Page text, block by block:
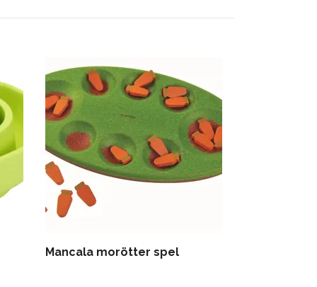
Mancala morötter spel